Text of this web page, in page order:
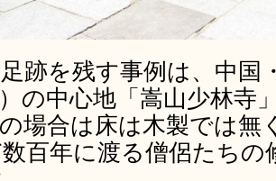
跡を残す事例は、中国
）の中心地「嵩山少林
場合は床は木製では無
百年に渡る僧侶たち